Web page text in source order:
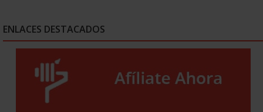
ENLACES DESTACADOS